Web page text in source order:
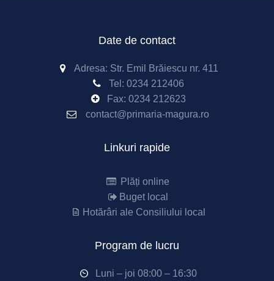
Date de contact
Adresa: Str. Emil Brăiescu nr. 411
Tel: 0234 212406
Fax: 0234 212623
contact@primaria-magura.ro
Linkuri rapide
Plăți online
Buget local
Hotărâri ale Consiliului local
Program de lucru
Luni – joi 08:00 – 16:30